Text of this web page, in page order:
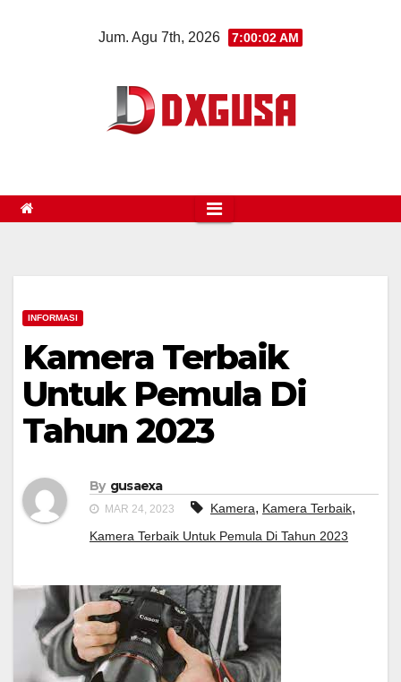
Jum. Agu 7th, 2026 7:00:03 AM
INFORMASI
Kamera Terbaik
Untuk Pemula Di
Tahun 2023
By gusaexa
MAR 24, 2023 Kamera, Kamera Terbaik,
Kamera Terbaik Untuk Pemula Di Tahun 2023